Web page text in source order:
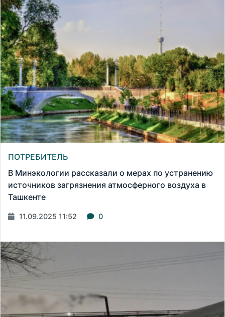
ПОТРЕБИТЕЛЬ
В Минэкологии рассказали о мерах по устранению
источников загрязнения атмосферного воздуха в
Ташкенте
11.09.2025 11:52 0